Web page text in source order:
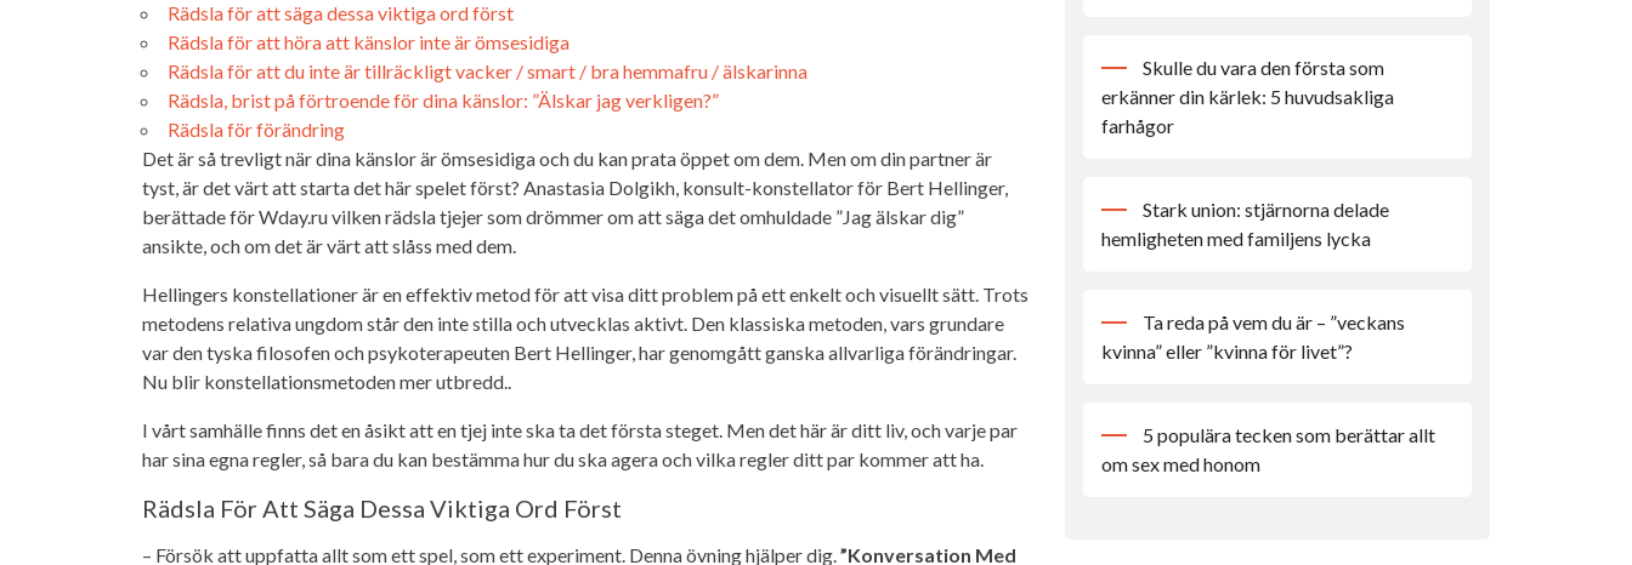
Rädsla för att säga dessa viktiga ord först
Rädsla för att höra att känslor inte är ömsesidiga
Rädsla för att du inte är tillräckligt vacker / smart / bra hemmafru / älskarinna
Rädsla, brist på förtroende för dina känslor: ”Älskar jag verkligen?”
Rädsla för förändring
Det är så trevligt när dina känslor är ömsesidiga och du kan prata öppet om dem. Men om din partner är
tyst, är det värt att starta det här spelet först? Anastasia Dolgikh, konsult-konstellator för Bert Hellinger,
berättade för Wday.ru vilken rädsla tjejer som drömmer om att säga det omhuldade ”Jag älskar dig”
ansikte, och om det är värt att slåss med dem.
Hellingers konstellationer är en effektiv metod för att visa ditt problem på ett enkelt och visuellt sätt. Trots
metodens relativa ungdom står den inte stilla och utvecklas aktivt. Den klassiska metoden, vars grundare
var den tyska filosofen och psykoterapeuten Bert Hellinger, har genomgått ganska allvarliga förändringar.
Nu blir konstellationsmetoden mer utbredd..
I vårt samhälle finns det en åsikt att en tjej inte ska ta det första steget. Men det här är ditt liv, och varje par
har sina egna regler, så bara du kan bestämma hur du ska agera och vilka regler ditt par kommer att ha.
Rädsla För Att Säga Dessa Viktiga Ord Först
– Försök att uppfatta allt som ett spel, som ett experiment. Denna övning hjälper dig.”Konversation Med
Skulle du vara den första som
erkänner din kärlek: 5 huvudsakliga
farhågor
Stark union: stjärnorna delade
hemligheten med familjens lycka
Ta reda på vem du är – ”veckans
kvinna” eller ”kvinna för livet”?
5 populära tecken som berättar allt
om sex med honom